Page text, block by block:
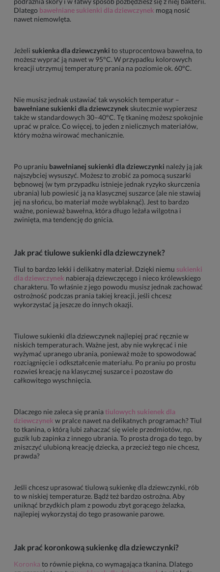
Dlatego bawełniane sukienki dla dziewczynek mogą nosić
nawet niemowlęta.
Jeżeli sukienka dla dziewczynki to stuprocentowa bawełna, to
możesz wyprać ją nawet w 95°C. W przypadku kolorowych
kreacji utrzymuj temperaturę prania na poziomie ok. 60°C.
Nie musisz jednak ustawiać tak wysokich temperatur –
bawełniane sukienki dla dziewczynek skutecznie wypierzesz
także w standardowych 30–40°C. Tę tkaninę możesz spokojnie
uprać w pralce. Co więcej, to jeden z nielicznych materiałów,
który można wirować mechanicznie.
Po upraniu bawełnianej sukienki dla dziewczynki należy ją jak
najszybciej wysuszyć. Możesz to zrobić za pomocą suszarki
bębnowej (w tym przypadku istnieje jednak ryzyko skurczenia
ubrania) lub powiesić ją na klasycznej suszarce (ale nie stawiaj
jej na słońcu, bo materiał może wyblaknąć). Jest to bardzo
ważne, ponieważ bawełna, która długo leżała wilgotna i
zwinięta, ma tendencję do gnicia.
Jak prać tiulowe sukienki dla dziewczynek?
Tiul to bardzo lekki i delikatny materiał. Dzięki niemu sukienki
dla dziewczynek nabierają dziewczęcego i nieco królewskiego
charakteru. To właśnie z jego powodu musisz jednak zachować
ostrożność podczas prania takiej kreacji, jeśli chcesz
wykorzystać ją jeszcze do innych okazji.
Tiulowe sukienki dla dziewczynek najlepiej prać ręcznie w
niskich temperaturach. Ważne jest, aby nie wykręcać i nie
wyżymać upranego ubrania, ponieważ może to spowodować
rozciągnięcie i odkształcenie materiału. Po praniu po prostu
rozwieś kreację na klasycznej suszarce i pozostaw do
całkowitego wyschnięcia.
Dlaczego nie zaleca się praniatiulowych sukienek dla
dziewczynek w pralce nawet na delikatnych programach? Tiul
to tkanina, o którą lubi zahaczać się wiele przedmiotów, np.
guzik lub zapinka z innego ubrania. To prosta droga do tego, by
zniszczyć ulubioną kreację dziecka, a przecież tego nie chcesz,
prawda?
Jeśli chcesz uprasować tiulową sukienkę dla dziewczynki, rób
to w niskiej temperaturze. Bądź też bardzo ostrożna. Aby
uniknąć brzydkich plam z powodu zbyt gorącego żelazka,
najlepiej wykorzystaj do tego prasowanie parowe.
Jak prać koronkową sukienkę dla dziewczynki?
Koronka to równie piękna, co wymagająca tkanina. Dlatego